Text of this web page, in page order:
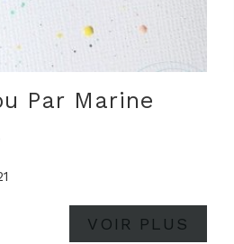
Par Marine
VOIR PLUS